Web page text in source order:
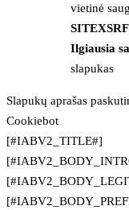
vietinė
Ilgiausia
slapukas
Slapukų aprašas
Cookiebot
[#IABV2_TITLE#]